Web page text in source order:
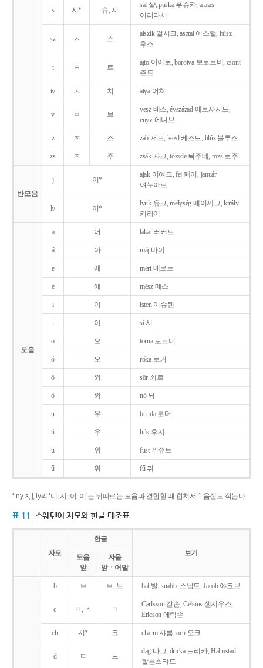
s 시* 슈, 시
sál 샬, puska 푸슈카, aratás
어러타시
sz ㅅ 스
alszik 얼시크, asztal 어스털, húsz
후스
t ㅌ 트
ajto 어이토, borotva 보로트버, csont
촌트
ty ㅊ 치 atya 어처
v ㅂ 브
vesz 베스, évszázad 에브사저드,
enyv 에니브
z ㅈ 즈 zab 저브, kezd 케즈드, blúz 블루즈
zs ㅈ 주 zsák 자크, tőzsde 퇴주데, rozs 로주
반모음
j 이*
ajak 어여크, fej 페이, január
여누아르
ly 이*
lyuk 유크, mélység 메이셰그, király
키라이
모음
a 어 lakat 러커트
á 아 máj 마이
e 에 mert 메르트
é 에 mész 메스
i 이 isten 이슈텐
í 이 sí 시
o 오 torna 토르너
ó 오 róka 로커
ö 외 sör 쇠르
ő 외 nő 뇌
u 우 bunda 분더
ú 우 hús 후시
ü 위 füst 퓌슈트
ű 위 fű 퓌
* ny, s, j, ly의 ‘니, 시, 이, 이’는 뒤따르는 모음과 결합할 때 합쳐서 1 음절로 적는다.
표 11 스웨덴어 자모와 한글 대조표
자모
한글
보기
모음
앞
자음
앞ㆍ어말
b ㅂ ㅂ, 브 bal 발, snabbt 스납트, Jacob 야코브
c ㅋ, ㅅ ㄱ
Carlsson 칼손, Celsius 셀시우스,
Ericson 에릭손
ch 시* 크 charm 샤름, och 오크
d ㄷ 드
dag 다그, dricka 드리카, Halmstad
할름스타드